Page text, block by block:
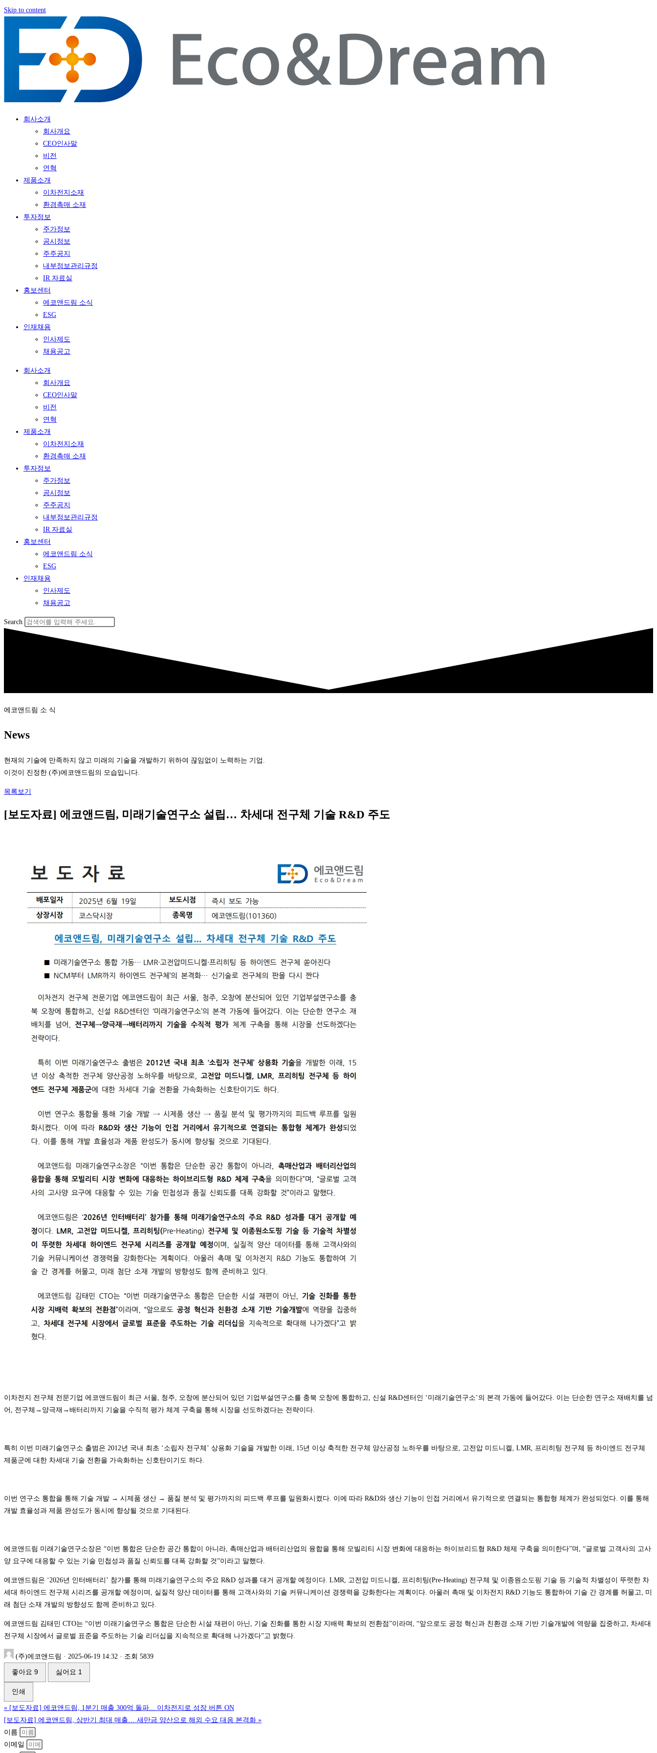
Skip to content
회사소개
회사개요
CEO인사말
비전
연혁
제품소개
이차전지소재
환경촉매 소재
투자정보
주가정보
공시정보
주주공지
내부정보관리규정
IR 자료실
홍보센터
에코앤드림 소식
ESG
인재채용
인사제도
채용공고
회사소개
회사개요
CEO인사말
비전
연혁
제품소개
이차전지소재
환경촉매 소재
투자정보
주가정보
공시정보
주주공지
내부정보관리규정
IR 자료실
홍보센터
에코앤드림 소식
ESG
인재채용
인사제도
채용공고
Search
에코앤드림 소 식
News
현재의 기술에 만족하지 않고 미래의 기술을 개발하기 위하여 끊임없이 노력하는 기업.
이것이 진정한 (주)에코앤드림의 모습입니다.
목록보기
[보도자료] 에코앤드림, 미래기술연구소 설립… 차세대 전구체 기술 R&D 주도
이차전지 전구체 전문기업 에코앤드림이 최근 서울, 청주, 오창에 분산되어 있던 기업부설연구소를 충북 오창에 통합하고, 신설 R&D센터인 ‘미래기술연구소’의 본격 가동에 들어갔다. 이는 단순한 연구소 재배치를 넘
어, 전구체→양극재→배터리까지 기술을 수직적 평가 체계 구축을 통해 시장을 선도하겠다는 전략이다.
특히 이번 미래기술연구소 출범은 2012년 국내 최초 ‘소립자 전구체’ 상용화 기술을 개발한 이래, 15년 이상 축적한 전구체 양산공정 노하우를 바탕으로, 고전압 미드니켈, LMR, 프리히팅 전구체 등 하이엔드 전구체
제품군에 대한 차세대 기술 전환을 가속화하는 신호탄이기도 하다.
이번 연구소 통합을 통해 기술 개발 → 시제품 생산 → 품질 분석 및 평가까지의 피드백 루프를 일원화시켰다. 이에 따라 R&D와 생산 기능이 인접 거리에서 유기적으로 연결되는 통합형 체계가 완성되었다. 이를 통해
개발 효율성과 제품 완성도가 동시에 향상될 것으로 기대된다.
에코앤드림 미래기술연구소장은 “이번 통합은 단순한 공간 통합이 아니라, 촉매산업과 배터리산업의 융합을 통해 모빌리티 시장 변화에 대응하는 하이브리드형 R&D 체제 구축을 의미한다”며, “글로벌 고객사의 고사
양 요구에 대응할 수 있는 기술 민첩성과 품질 신뢰도를 대폭 강화할 것”이라고 말했다.
에코앤드림은 ‘2026년 인터배터리’ 참가를 통해 미래기술연구소의 주요 R&D 성과를 대거 공개할 예정이다. LMR, 고전압 미드니켈, 프리히팅(Pre-Heating) 전구체 및 이종원소도핑 기술 등 기술적 차별성이 뚜렷한 차
세대 하이엔드 전구체 시리즈를 공개할 예정이며, 실질적 양산 데이터를 통해 고객사와의 기술 커뮤니케이션 경쟁력을 강화한다는 계획이다. 아울러 촉매 및 이차전지 R&D 기능도 통합하여 기술 간 경계를 허물고, 미
래 첨단 소재 개발의 방향성도 함께 준비하고 있다.
에코앤드림 김태민 CTO는 “이번 미래기술연구소 통합은 단순한 시설 재편이 아닌, 기술 진화를 통한 시장 지배력 확보의 전환점”이라며, “앞으로도 공정 혁신과 친환경 소재 기반 기술개발에 역량을 집중하고, 차세대
전구체 시장에서 글로벌 표준을 주도하는 기술 리더십을 지속적으로 확대해 나가겠다”고 밝혔다.
(주)에코앤드림 · 2025-06-19 14:32 · 조회 5839
좋아요 9 싫어요 1
인쇄
« [보도자료] 에코앤드림, 1분기 매출 300억 돌파... 이차전지로 성장 버튼 ON
[보도자료] 에코앤드림, 상반기 최대 매출… 새만금 양산으로 해외 수요 대응 본격화 »
이름
이메일